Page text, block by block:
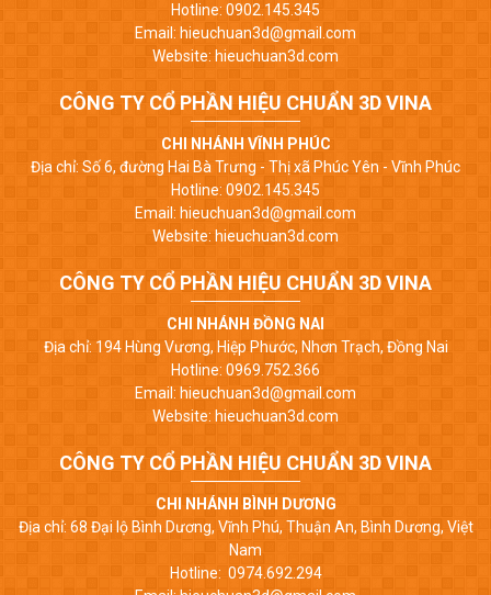
Hotline: 0902.145.345
Email: hieuchuan3d@gmail.com
Website: hieuchuan3d.com
CÔNG TY CỔ PHẦN HIỆU CHUẨN 3D VINA
CHI NHÁNH VĨNH PHÚC
Địa chỉ: Số 6, đường Hai Bà Trưng - Thị xã Phúc Yên - Vĩnh Phúc
Hotline: 0902.145.345
Email: hieuchuan3d@gmail.com
Website: hieuchuan3d.com
CÔNG TY CỔ PHẦN HIỆU CHUẨN 3D VINA
CHI NHÁNH ĐỒNG NAI
Địa chỉ: 194 Hùng Vương, Hiệp Phước, Nhơn Trạch, Đồng Nai
Hotline: 0969.752.366
Email: hieuchuan3d@gmail.com
Website: hieuchuan3d.com
CÔNG TY CỔ PHẦN HIỆU CHUẨN 3D VINA
CHI NHÁNH BÌNH DƯƠNG
Địa chỉ: 68 Đại lộ Bình Dương, Vĩnh Phú, Thuận An, Bình Dương, Việt
Nam
Hotline: 0974.692.294